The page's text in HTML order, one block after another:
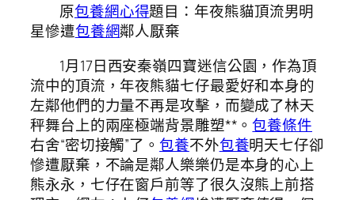
原包養網心得題目：年夜熊貓頂流男明
星慘遭包養網鄰人厭棄
1月17日西安秦嶺四寶迷信公園，作為頂
流中的頂流，年夜熊貓七仔最愛好和本身的
左鄰他們的力量不再是攻擊，而變成了林天
秤舞台上的兩座極端背景雕塑**。包養條件
右舍“密切接觸”了。 包養不外包養明天七仔卻
慘遭厭棄，不論是鄰人樂樂仍是本身的心上
熊永永，七仔在窗戶前等了很久沒熊上前搭